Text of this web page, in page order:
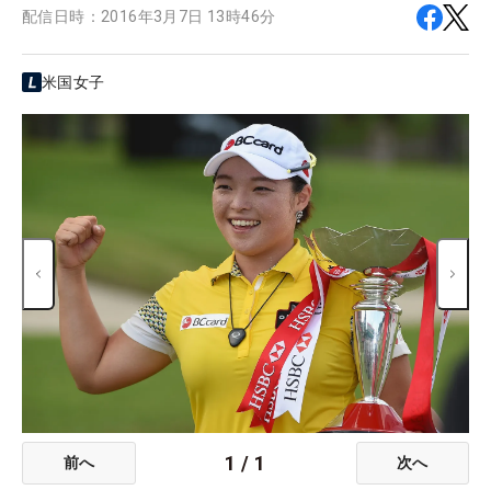
配信日時： 2016年3月7日 13時46分
米国女子
前へ 1 / 1 次へ